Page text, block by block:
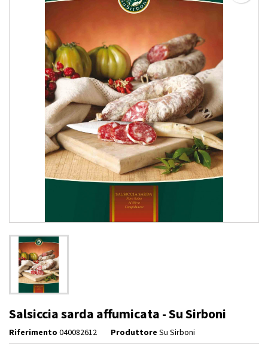
Salsiccia sarda affumicata - Su Sirboni
Riferimento 040082612 Produttore Su Sirboni